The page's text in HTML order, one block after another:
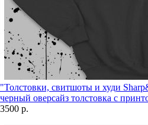
"Толстовки, свитшоты и худи
черный оверсайз толстовка с
3500 р.